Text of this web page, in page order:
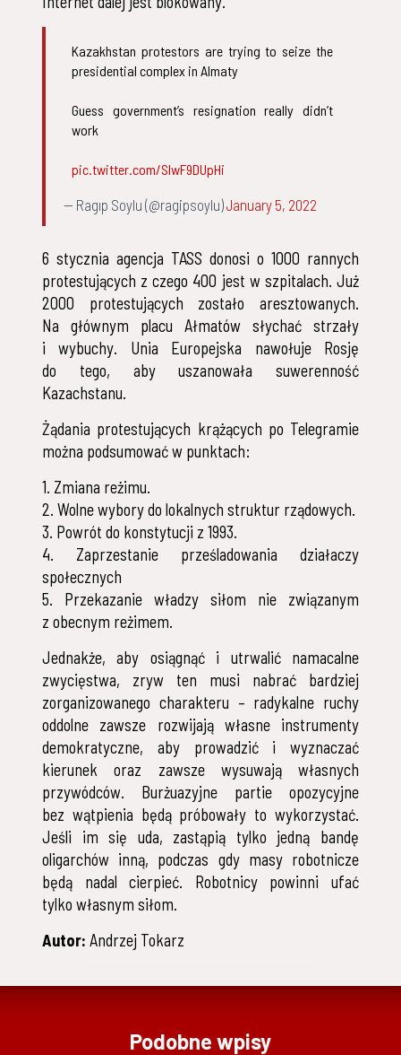
Kazakhstan protestors are trying to seize the
presidential complex in Almaty
Guess government’s resignation really didn’t
work
pic.twitter.com/SIwF9DUpHi
— Ragıp Soylu (@ragipsoylu)January 5, 2022
6 stycznia agencja TASS donosi o 1000 rannych
protestujących z czego 400 jest w szpitalach. Już
2000 protestujących zostało aresztowanych.
Na głównym placu Ałmatów słychać strzały
i wybuchy. Unia Europejska nawołuje Rosję
do tego, aby uszanowała suwerenność
Kazachstanu.
Żądania protestujących krążących po Telegramie
można podsumować w punktach:
1. Zmiana reżimu.
2. Wolne wybory do lokalnych struktur rządowych.
3. Powrót do konstytucji z 1993.
4. Zaprzestanie prześladowania działaczy
społecznych
5. Przekazanie władzy siłom nie związanym
z obecnym reżimem.
Jednakże, aby osiągnąć i utrwalić namacalne
zwycięstwa, zryw ten musi nabrać bardziej
zorganizowanego charakteru – radykalne ruchy
oddolne zawsze rozwijają własne instrumenty
demokratyczne, aby prowadzić i wyznaczać
kierunek oraz zawsze wysuwają własnych
przywódców. Burżuazyjne partie opozycyjne
bez wątpienia będą próbowały to wykorzystać.
Jeśli im się uda, zastąpią tylko jedną bandę
oligarchów inną, podczas gdy masy robotnicze
będą nadal cierpieć. Robotnicy powinni ufać
tylko własnym siłom.
Autor:Andrzej Tokarz
Podobne wpisy